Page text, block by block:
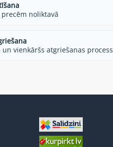
noliktavā
un vienkāršs atgriešanas process